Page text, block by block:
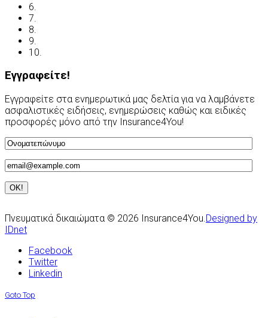
6.
7.
8.
9.
10.
Εγγραφείτε!
Εγγραφείτε στα ενημερωτικά μας δελτία για να λαμβάνετε
ασφαλιστικές ειδήσεις, ενημερώσεις καθώς και ειδικές
προσφορές μόνο από την Insurance4You!
Πνευματικά δικαιώματα © 2026 Insurance4You.Designed by
IDnet
Facebook
Twitter
Linkedin
Goto Top